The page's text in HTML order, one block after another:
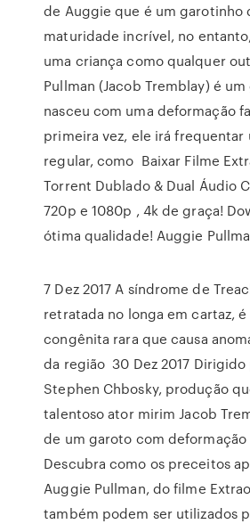
de Auggie que é um garotinho
maturidade incrível, no
uma criança como qualquer
Pullman (Jacob Tremblay) é
nasceu com uma deformação
primeira vez, ele irá frequentar
regular, como Baixar Filme
Torrent Dublado & Dual Áudio
720p e 1080p , 4k de graça!
ótima qualidade! Auggie
7 Dez 2017 A síndrome de
retratada no longa em cartaz,
congênita rara que causa
da região 30 Dez 2017
Stephen Chbosky, produção
talentoso ator mirim Jacob
de um garoto com deformação
Descubra como os preceitos
Auggie Pullman, do filme
também podem ser utilizados